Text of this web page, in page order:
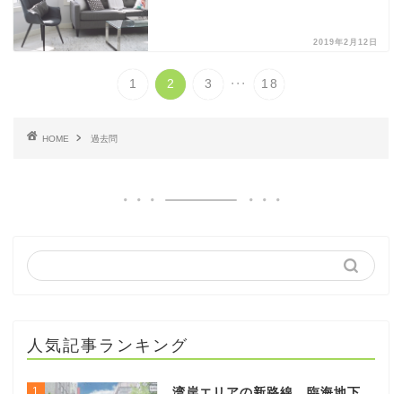
2019年2月12日
1 2 3 ... 18
HOME 過去問
人気記事ランキング
1